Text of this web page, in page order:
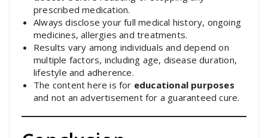
prescribed medication.
Always disclose your full medical history, ongoing
medicines, allergies and treatments.
Results vary among individuals and depend on
multiple factors, including age, disease duration,
lifestyle and adherence.
The content here is for educational purposes
and not an advertisement for a guaranteed cure.